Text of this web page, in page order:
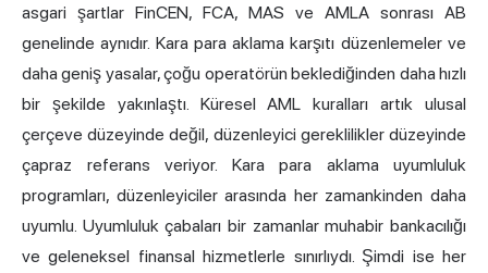
asgari şartlar FinCEN, FCA, MAS ve AMLA sonrası AB
genelinde aynıdır. Kara para aklama karşıtı düzenlemeler ve
daha geniş yasalar, çoğu operatörün beklediğinden daha hızlı
bir şekilde yakınlaştı. Küresel AML kuralları artık ulusal
çerçeve düzeyinde değil, düzenleyici gereklilikler düzeyinde
çapraz referans veriyor. Kara para aklama uyumluluk
programları, düzenleyiciler arasında her zamankinden daha
uyumlu. Uyumluluk çabaları bir zamanlar muhabir bankacılığı
ve geleneksel finansal hizmetlerle sınırlıydı. Şimdi ise her